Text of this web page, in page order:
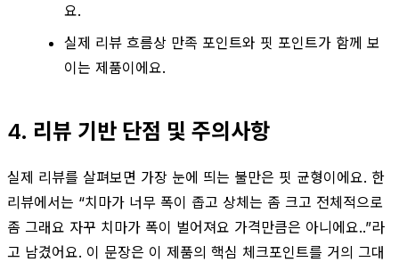
요.
실제 리뷰 흐름상 만족 포인트와 핏 포인트가 함께 보
이는 제품이에요.
4. 리뷰 기반 단점 및 주의사항
실제 리뷰를 살펴보면 가장 눈에 띄는 불만은 핏 균형이에요. 한
리뷰에서는 “치마가 너무 폭이 좁고 상체는 좀 크고 전체적으로
좀 그래요 자꾸 치마가 폭이 벌어져요 가격만큼은 아니에요..”라
고 남겼어요. 이 문장은 이 제품의 핵심 체크포인트를 거의 그대